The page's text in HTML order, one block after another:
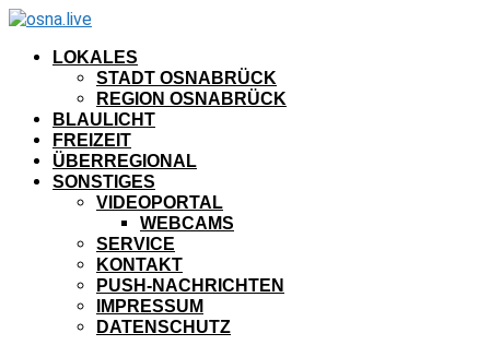
LOKALES
STADT OSNABRÜCK
REGION OSNABRÜCK
BLAULICHT
FREIZEIT
ÜBERREGIONAL
SONSTIGES
VIDEOPORTAL
WEBCAMS
SERVICE
KONTAKT
PUSH-NACHRICHTEN
IMPRESSUM
DATENSCHUTZ